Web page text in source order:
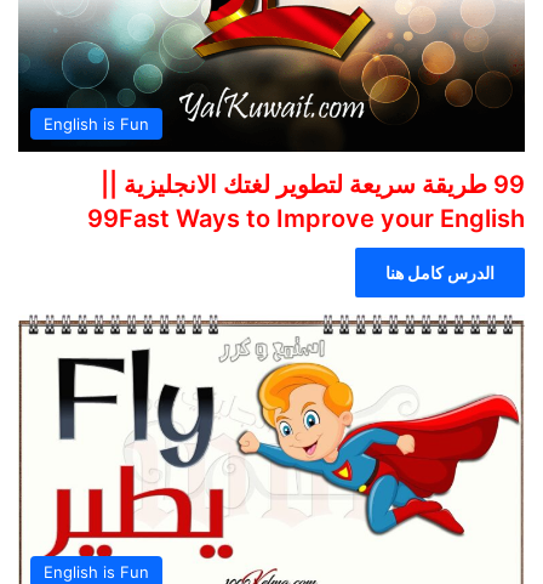
English is Fun
99 طريقة سريعة لتطوير لغتك الانجليزية ||
99Fast Ways to Improve your English
الدرس كامل هنا
English is Fun